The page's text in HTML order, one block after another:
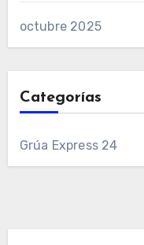
octubre 2025
Categorías
Grúa Express 24